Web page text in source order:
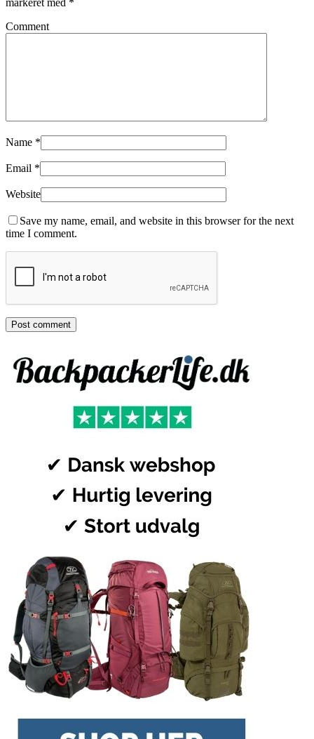
Comment
Name *
Email *
Website
Save my name, email, and website in this browser for the next
time I comment.